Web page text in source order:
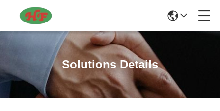
Solutions Details